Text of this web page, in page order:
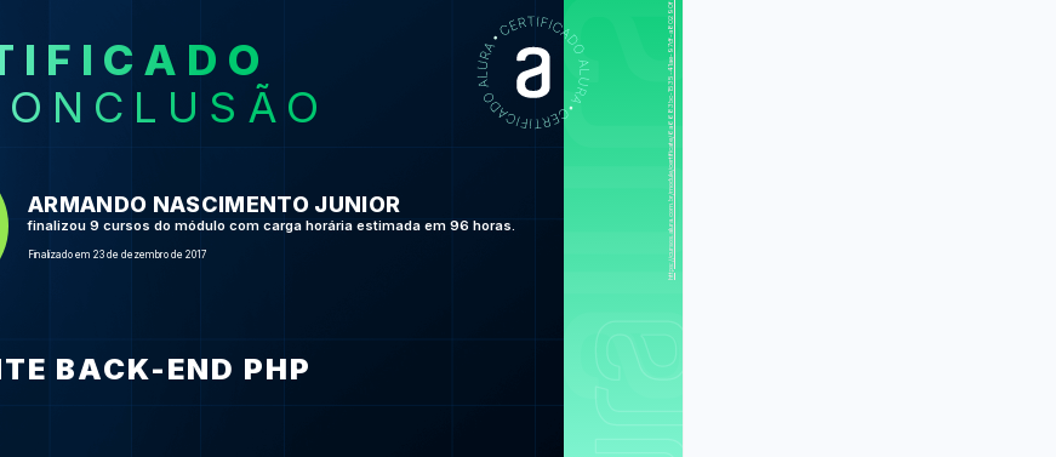
ARMANDO NASCIMENTO JUNIOR
finalizou 9 cursos do módulo com carga horária estimada em 96 horas.
Finalizado em 23 de dezembro de 2017
BACK-END PHP
https://cursos.alura.com.br/module/certificate/6a6683bc-1535-41ae-97df-a80290f87b3c
CUR
SOS
por baixo dos panos
sessões e mais recursos
MySQL I: Iniciando suas
consultas
PHP I: Orientação a objetos
com sua linguagem preferida
PHP II: Avançando com
Orientação a objetos